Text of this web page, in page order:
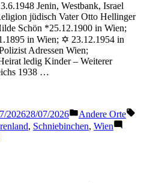
Jenin, Westbank, Israel
jüdisch Vater Otto Hellinger
Schön *25.12.1900 in Wien;
in Wien; ✡ 23.12.1954 in
Adressen Wien;
ledig Kinder – Weiterer
1938 …
202628/07/2026
Veröffentlicht
in
Andere Orte
, Schniebinchen, Wien